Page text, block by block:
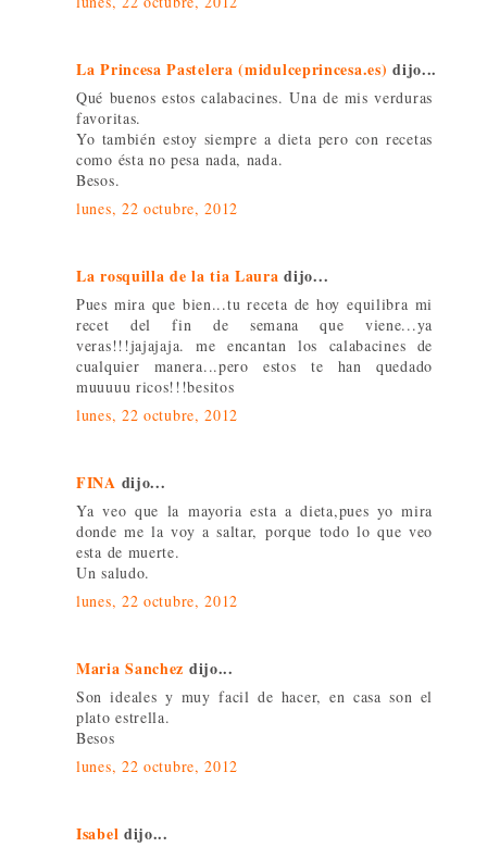
La Princesa Pastelera (midulceprincesa.es) dijo...
Qué buenos estos calabacines. Una de mis verduras
favoritas.
Yo también estoy siempre a dieta pero con recetas
como ésta no pesa nada, nada.
Besos.
lunes, 22 octubre, 2012
La rosquilla de la tia Laura dijo...
Pues mira que bien...tu receta de hoy equilibra mi
recet del fin de semana que viene...ya
veras!!!jajajaja. me encantan los calabacines de
cualquier manera...pero estos te han quedado
muuuuu ricos!!!besitos
lunes, 22 octubre, 2012
FINA dijo...
Ya veo que la mayoria esta a dieta,pues yo mira
donde me la voy a saltar, porque todo lo que veo
esta de muerte.
Un saludo.
lunes, 22 octubre, 2012
Maria Sanchez dijo...
Son ideales y muy facil de hacer, en casa son el
plato estrella.
Besos
lunes, 22 octubre, 2012
Isabel dijo...